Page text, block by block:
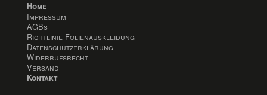
Home
Impressum
AGBs
Richtlinie Folienauskleidung
Datenschutzerklärung
Widerrufsrecht
Versand
Kontakt